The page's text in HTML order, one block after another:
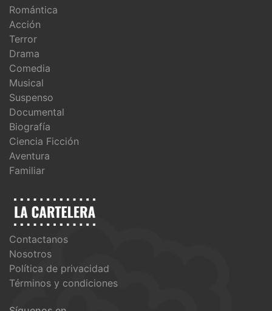
Romántica
Acción
Terror
Drama
Comedia
Musical
Suspenso
Documental
Biografía
Ciencia Ficción
Aventura
Familiar
Contactanos
Nosotros
Política de privacidad
Términos y condiciones